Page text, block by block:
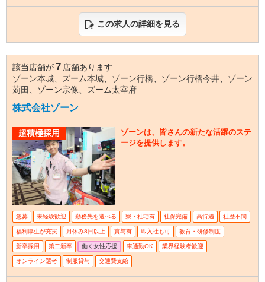
この求人の詳細を見る
該当店舗が7 店舗あります
ゾーン本城、ズーム本城、ゾーン行橋、ゾーン行橋今井、ゾーン
苅田、ゾーン宗像、ズーム太宰府
株式会社ゾーン
超積極採用
ゾーンは、皆さんの新たな活躍のステ
ージを提供します。
急募 未経験歓迎 勤務先を選べる 寮・社宅有 社保完備 高待遇 社歴不問
福利厚生が充実 月休み8日以上 賞与有 即入社も可 教育・研修制度
新卒採用 第二新卒 働く女性応援 車通勤OK 業界経験者歓迎
オンライン選考 制服貸与 交通費支給